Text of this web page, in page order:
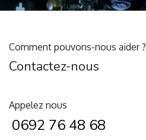
Comment pouvons-nous aider ?
Contactez-nous
Appelez nous
0692 76 48 68